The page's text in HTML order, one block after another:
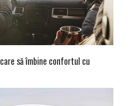
să îmbine confortul cu